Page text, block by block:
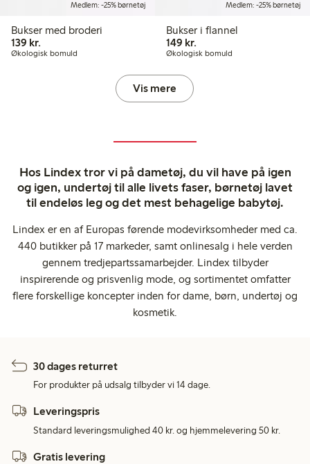
Medlem: -25% børnetøj
Bukser med broderi
139 kr.
Økologisk bomuld
Medlem: -25% børnetøj
Bukser i flannel
149 kr.149,00 kr.
Økologisk bomuld
Vis mere
Hos Lindex tror vi på dametøj, du vil have på igen
og igen, undertøj til alle livets faser, børnetøj lavet
til endeløs leg og det mest behagelige babytøj.
Lindex er en af Europas førende modevirksomheder med ca.
440 butikker på 17 markeder, samt onlinesalg i hele verden
gennem tredjepartssamarbejder. Lindex tilbyder
inspirerende og prisvenlig mode, og sortimentet omfatter
flere forskellige koncepter inden for dame, børn, undertøj og
kosmetik.
30 dages returret
For produkter på udsalg tilbyder vi 14 dage.
Leveringspris
Standard leveringsmulighed 40 kr. og hjemmelevering 50 kr.
Gratis levering